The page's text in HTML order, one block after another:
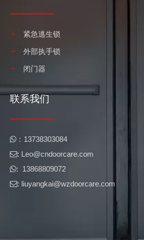
紧急逃生锁
外部执手锁
闭门器
联系我们
 ​​：13738303084
: Leo@cndoorcare.com​​​​​​​
: 13868809072
: liuyangkai@wzdoorcare.com